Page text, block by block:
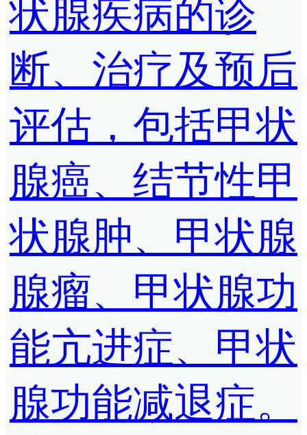
状腺疾病的诊
断、治疗及预后
评估，包括甲状
腺癌、结节性甲
状腺肿、甲状腺
腺瘤、甲状腺功
能亢进症、甲状
腺功能减退症。